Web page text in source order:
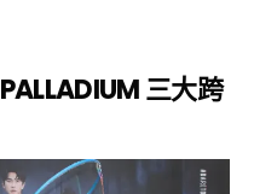
PALLADIUM三大跨